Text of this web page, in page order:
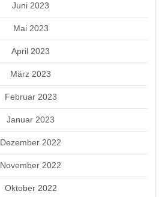
Juni 2023
Mai 2023
April 2023
März 2023
Februar 2023
Januar 2023
Dezember 2022
November 2022
Oktober 2022